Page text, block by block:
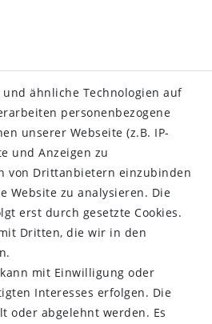
und ähnliche Technologien auf
personenbezogene
unserer Webseite (z.B. IP-
und Anzeigen zu
von Drittanbietern einzubinden
Website zu analysieren. Die
erst durch gesetzte Cookies.
Dritten, die wir in den
mit Einwilligung oder
Interesses erfolgen. Die
oder abgelehnt werden. Es